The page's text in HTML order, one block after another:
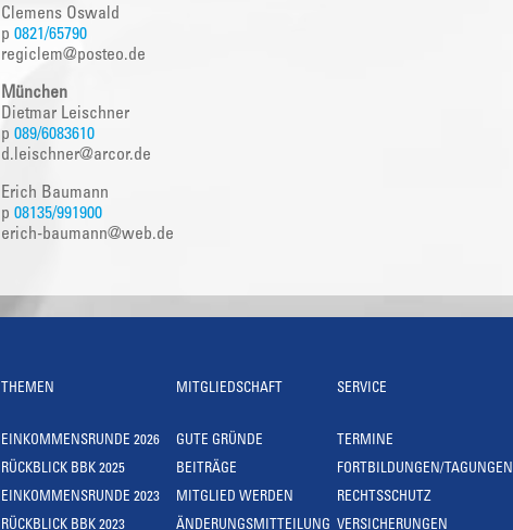
Clemens Oswald
p 0821/65790
regiclem@posteo.de
München
Dietmar Leischner
p 089/6083610
d.leischner@arcor.de
Erich Baumann
p 08135/991900
erich-baumann@web.de
THEMEN
EINKOMMENSRUNDE 2026
RÜCKBLICK BBK 2025
EINKOMMENSRUNDE 2023
RÜCKBLICK BBK 2023
MITGLIEDSCHAFT
GUTE GRÜNDE
BEITRÄGE
MITGLIED WERDEN
ÄNDERUNGSMITTEILUNG
SERVICE
TERMINE
FORTBILDUNGEN/TAGUNGEN
RECHTSSCHUTZ
VERSICHERUNGEN